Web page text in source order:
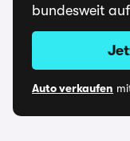
bundesweit
Auto verkaufen